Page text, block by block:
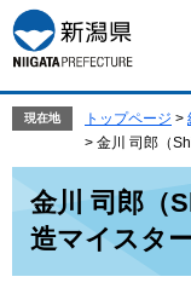
ー
ジ
の
で
ニ
ュ
ー
ば
現在地 トップページ >
> 金川 司郎（
金川 司郎（
造マイスタ